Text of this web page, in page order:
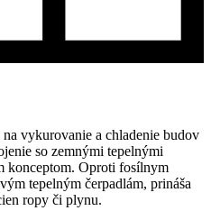
vykurovanie a chladenie budov
so zemnými tepelnými
konceptom. Oproti fosílnym
tepelným čerpadlám, prináša
ropy či plynu.